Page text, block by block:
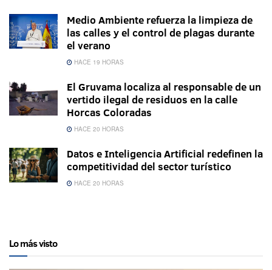
Medio Ambiente refuerza la limpieza de
las calles y el control de plagas durante
el verano
HACE 19 HORAS
El Gruvama localiza al responsable de un
vertido ilegal de residuos en la calle
Horcas Coloradas
HACE 20 HORAS
Datos e Inteligencia Artificial redefinen la
competitividad del sector turístico
HACE 20 HORAS
Lo más visto